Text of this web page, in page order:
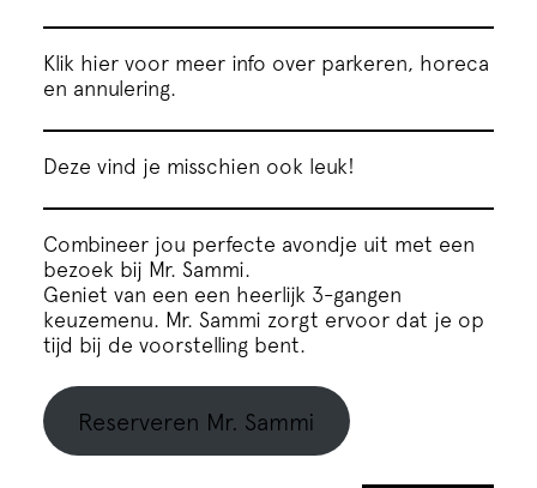
Klik hier voor meer info over parkeren, horeca
en annulering.
Deze vind je misschien ook leuk!
Combineer jou perfecte avondje uit met een
bezoek bij Mr. Sammi.
Geniet van een een heerlijk 3-gangen
keuzemenu. Mr. Sammi zorgt ervoor dat je op
tijd bij de voorstelling bent.
Reserveren Mr. Sammi